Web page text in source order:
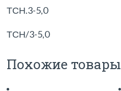
ТСН.3-5,0
ТСН/3-5,0
Похожие товары